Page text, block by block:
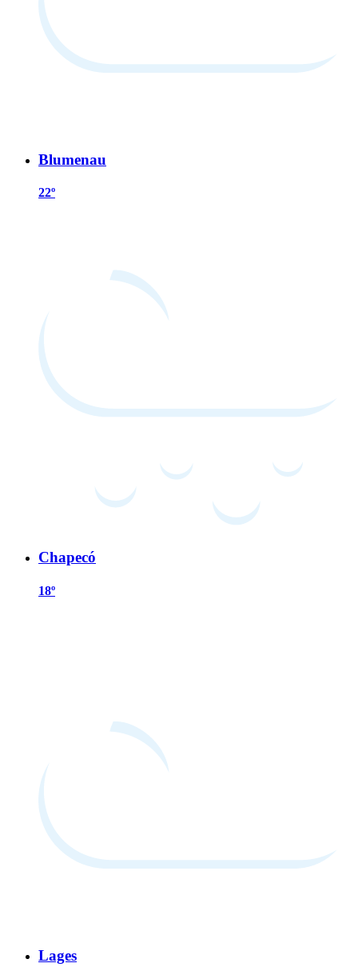
Blumenau
22º
Chapecó
18º
Lages